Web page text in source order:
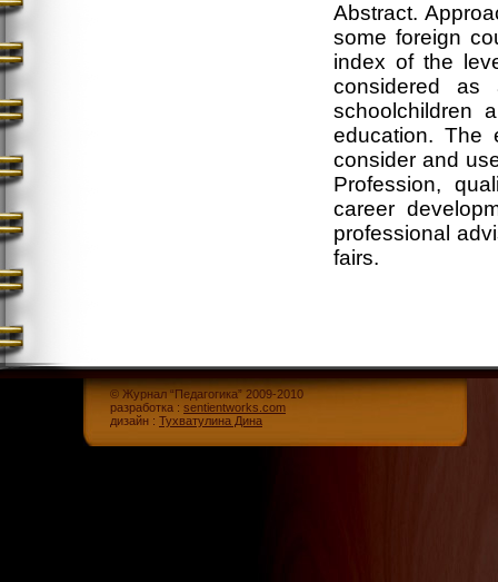
Abstract.
some foreign
index of the
considered as
schoolchildren
education. The
consider and
Profession,
career
professional
fairs.
© Журнал “Педагогика” 2009-2010
разработка : sentientworks.com
дизайн : Тухватулина Дина